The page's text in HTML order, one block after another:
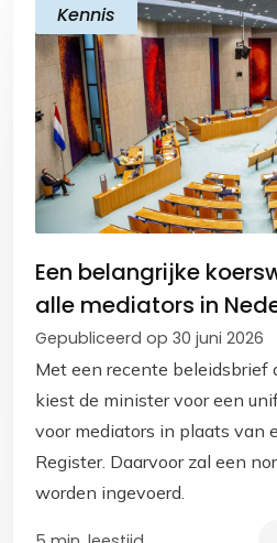
Kennis
Een belangrijke
alle mediators in
Gepubliceerd op 30 juni 2026
Met een recente beleidsbrief
kiest de minister voor een
voor mediators in plaats van
Register. Daarvoor zal een
worden ingevoerd.